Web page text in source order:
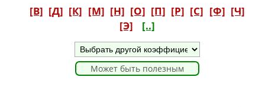
[В] [Д] [К] [М] [Н] [О] [П] [Р] [С] [Ф] [Ч]
[Э]
[..]
Может быть полезным